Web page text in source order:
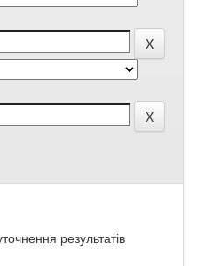
результатів